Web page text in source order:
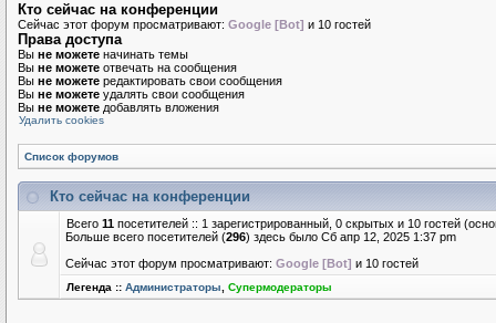
Кто сейчас на конференции
Сейчас этот форум просматривают: Google [Bot] и 10 гостей
Права доступа
Вы не можете начинать темы
Вы не можете отвечать на сообщения
Вы не можете редактировать свои сообщения
Вы не можете удалять свои сообщения
Вы не можете добавлять вложения
Удалить cookies
Список форумов
Кто сейчас на конференции
Всего 11 посетителей :: 1 зарегистрированный, 0 скрытых и 10 гостей
Больше всего посетителей (296) здесь было Сб апр 12, 2025 1:37 pm
Сейчас этот форум просматривают: Google [Bot] и 10 гостей
Легенда :: Администраторы Супермодераторы